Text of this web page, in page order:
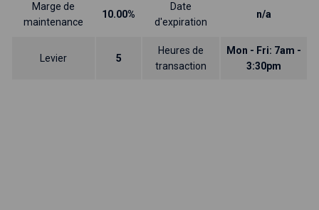
Marge de
maintenance
10.00%
Date
d'expiration
n/a
Levier 5
Heures de
transaction
Mon - Fri: 7am -
3:30pm